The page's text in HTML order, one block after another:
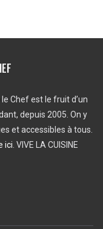
le Chef est le fruit d’un
depuis 2005. On y
et accessibles à tous.
ici . VIVE LA CUISINE